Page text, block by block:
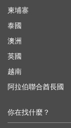
柬埔寨
泰國
澳洲
英國
越南
阿拉伯聯合酋長國
你在找什麼？